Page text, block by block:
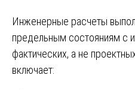
Инженерные расчеты
предельным состояниям с
фактических, а не
включает: